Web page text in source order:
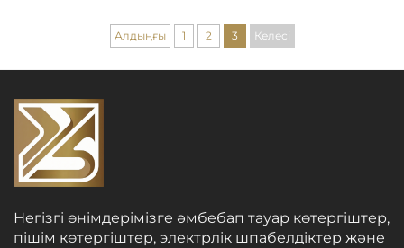
Алдыңғы 1 2 3 Келесі
Негізгі өнімдерімізге әмбебап тауар көтергіштер,
пішім көтергіштер, электрлік шпабелдіктер және